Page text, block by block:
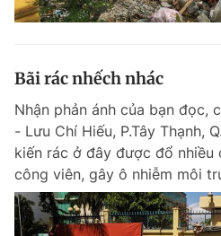
Bãi rác nhếch nhác
Nhận phản ánh của bạn đọc,
- Lưu Chí Hiếu, P.Tây Thạnh,
kiến rác ở đây được đổ nhiều
công viên, gây ô nhiễm môi